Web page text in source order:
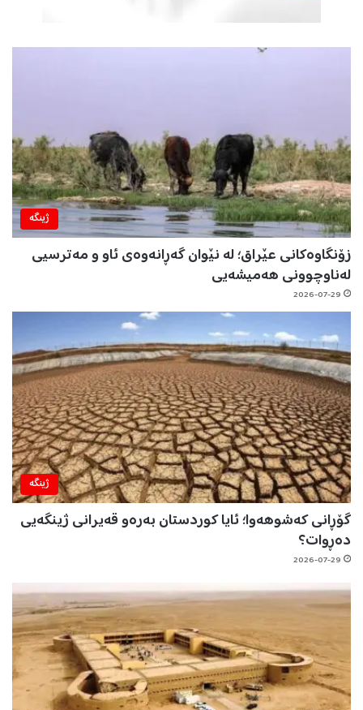
ژینگه‌
زۆنگاوەکانی عێراق؛ لە نێوان گەڕانەوەی ئاو و مەترسیی
لەناوچوونی هەمیشەیی
2026-07-29
ژینگه‌
گۆڕانی کەشوهەوا؛ ئایا کوردستان بەرەو قەیرانی ژینگەیی
دەڕوات؟
2026-07-29